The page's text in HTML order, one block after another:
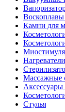
Камни для
Массажные
Аксессуары
Стулья